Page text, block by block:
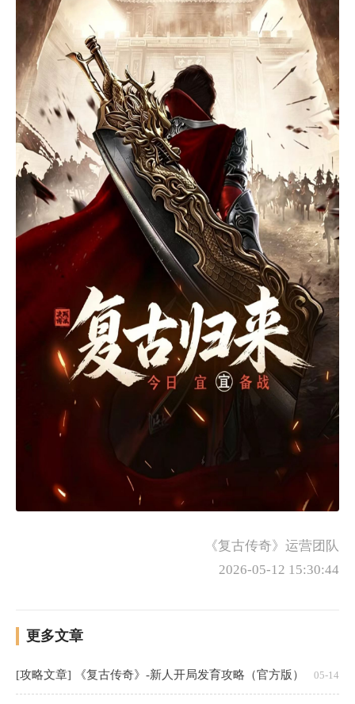
《复古传奇》运营团队
2026-05-12 15:30:44
更多文章
[攻略文章] 《复古传奇》-新人开局发育攻略（官方版） 05-14